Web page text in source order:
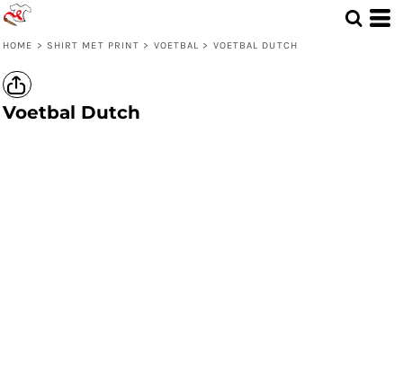
HOME > SHIRT MET PRINT > VOETBAL > VOETBAL DUTCH
Voetbal Dutch